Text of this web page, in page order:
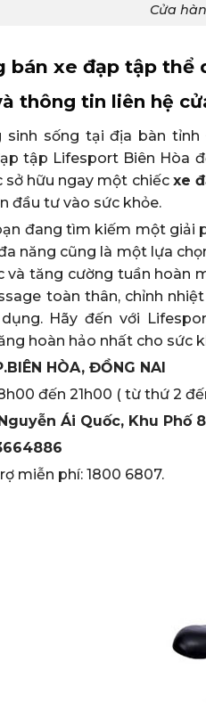
Cửa
bán xe đạp tập thể
thông tin liên hệ
sinh sống tại địa bàn
tập Lifesport Biên Hòa
sở hữu ngay một chiếc xe
đầu tư vào sức khỏe.
đang tìm kiếm một giải
năng cũng là một lựa
và tăng cường tuần hoàn
toàn thân, chỉnh
Hãy đến với
hoàn hảo nhất cho sức
HÒA, ĐỒNG NAI
đến 21h00 ( từ thứ 2
Ái Quốc, Khu Phố
miễn phí: 1800 6807.